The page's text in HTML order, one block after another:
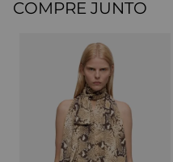
COMPRE JUNTO